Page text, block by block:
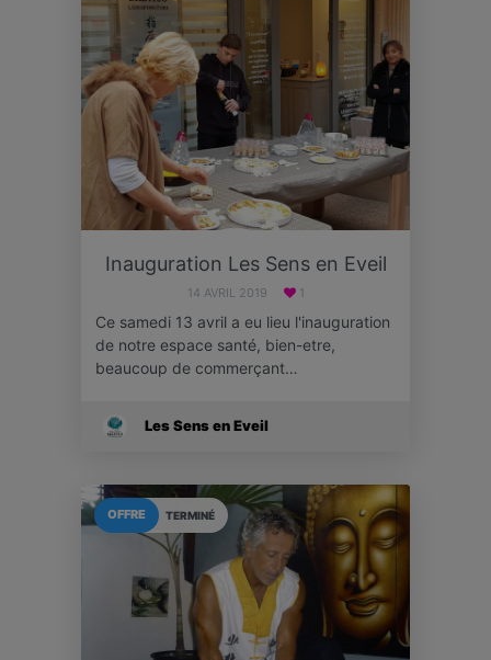
Inauguration Les Sens en Eveil
14 AVRIL 2019 1
Ce samedi 13 avril a eu lieu l'inauguration
de notre espace santé, bien-etre,
beaucoup de commerçant…
Les Sens en Eveil
TERMINÉ
OFFRE